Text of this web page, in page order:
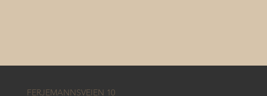
FERJEMANNSVEIEN 10